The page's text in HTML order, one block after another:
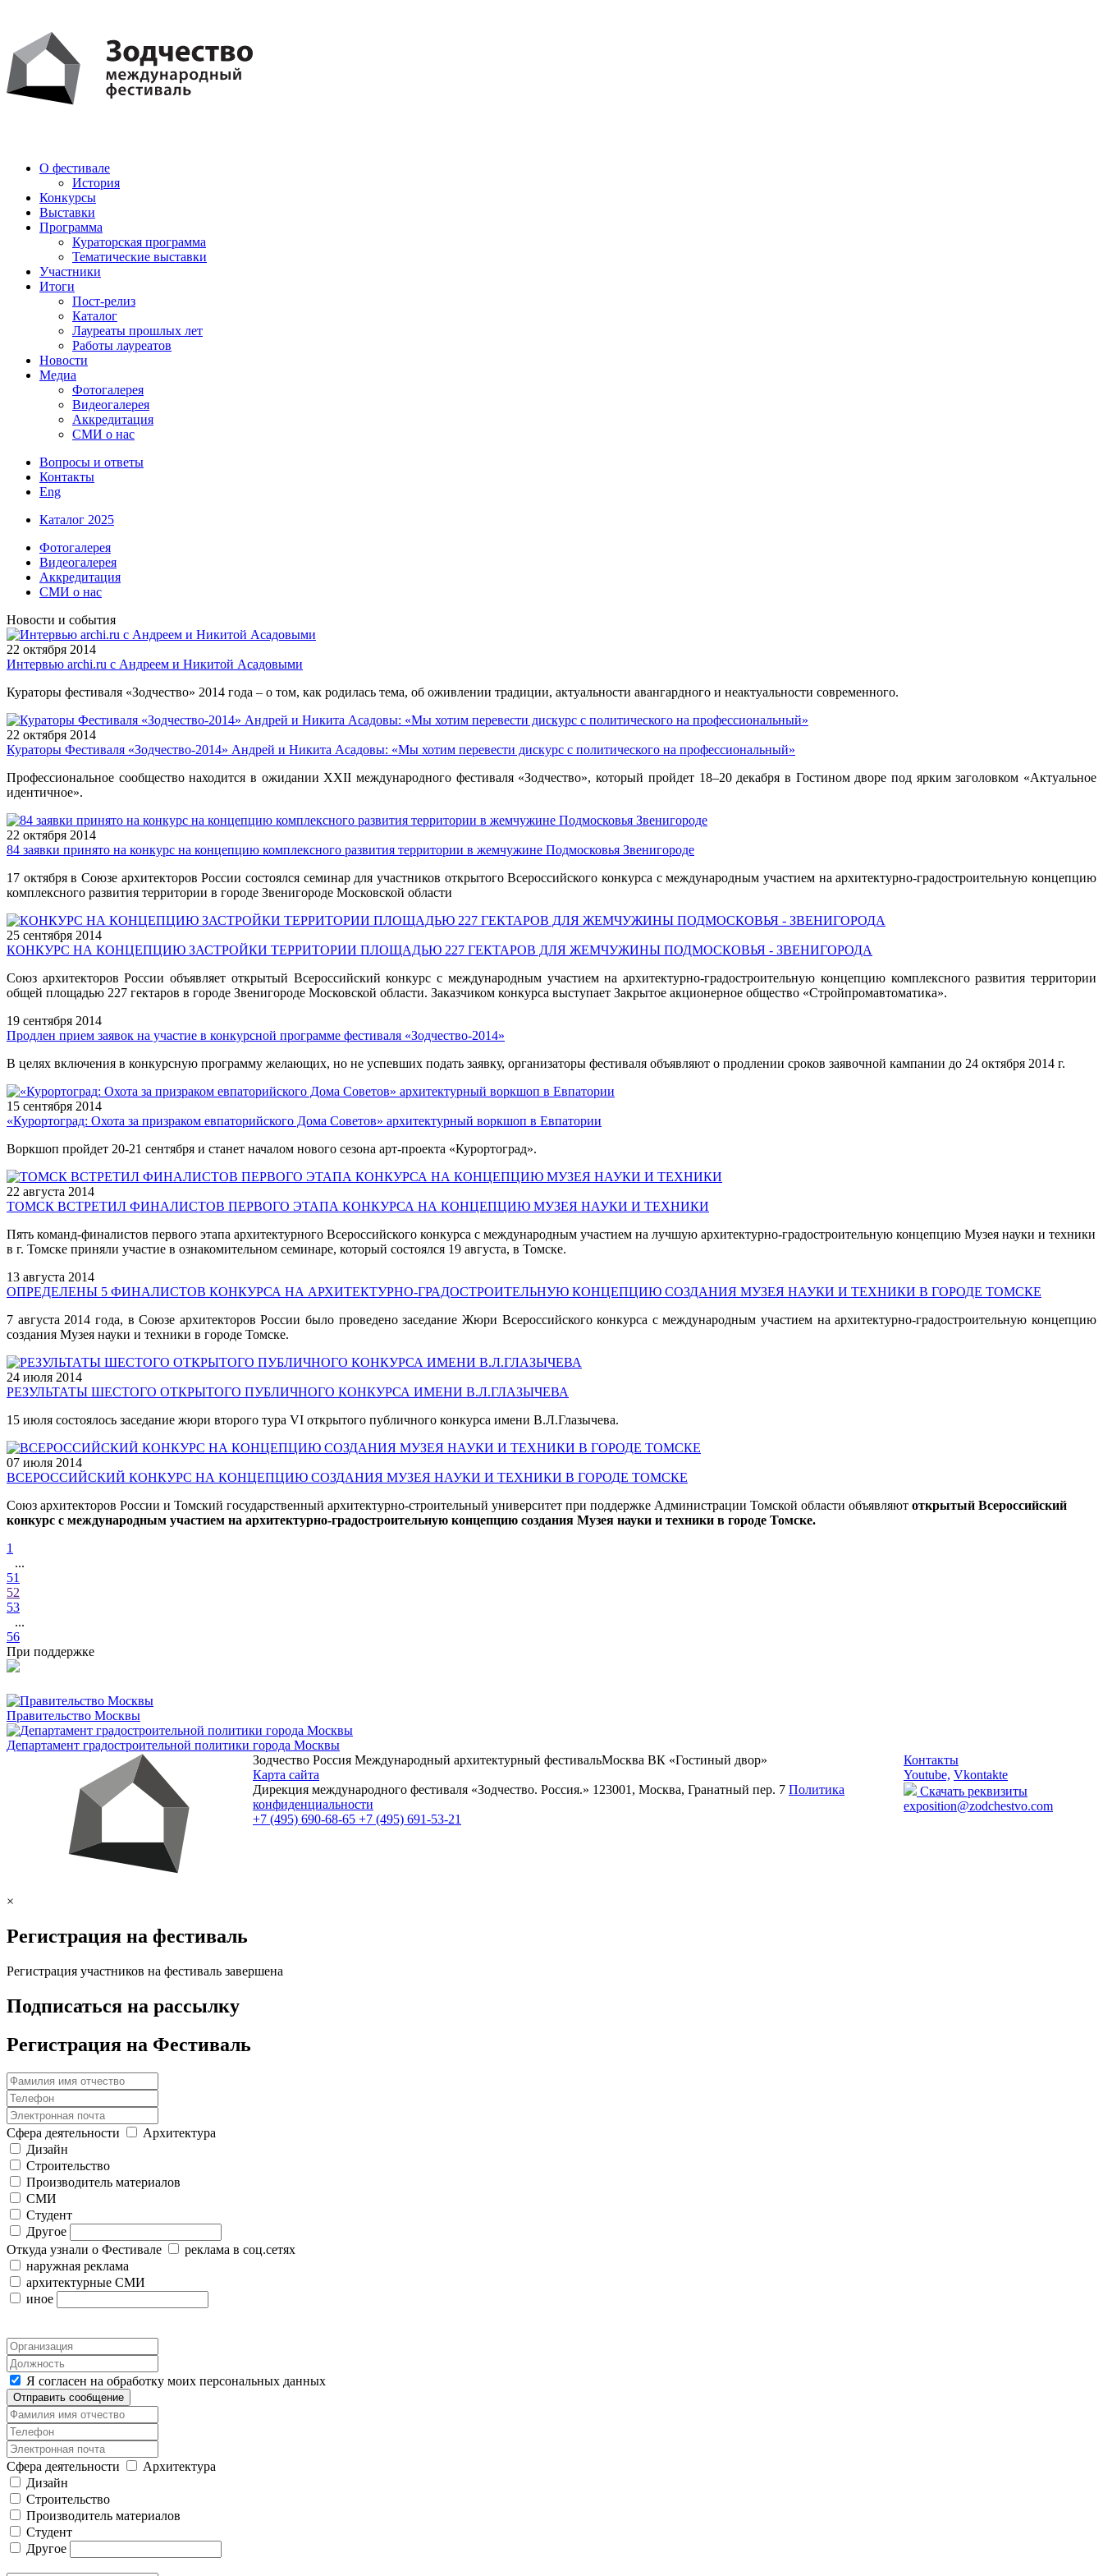
PDF
AI
О фестивале
История
Конкурсы
Выставки
Программа
Кураторская программа
Тематические выставки
Участники
Итоги
Пост-релиз
Каталог
Лауреаты прошлых лет
Работы лауреатов
Новости
Медиа
Фотогалерея
Видеогалерея
Аккредитация
СМИ о нас
Вопросы и ответы
Контакты
Eng
Каталог 2025
Фотогалерея
Видеогалерея
Аккредитация
СМИ о нас
Новости и события
22 октября 2014
Интервью archi.ru с Андреем и Никитой Асадовыми
Кураторы фестиваля «Зодчество» 2014 года – о том, как родилась тема, об оживлении традиции, актуальности авангардного и неактуальности современного.
22 октября 2014
Кураторы Фестиваля «Зодчество-2014» Андрей и Никита Асадовы: «Мы хотим перевести дискурс с политического на профессиональный»
Профессиональное сообщество находится в ожидании XXII международного фестиваля «Зодчество», который пройдет 18–20 декабря в Гостином дворе под ярким заголовком «Актуальное
идентичное».
22 октября 2014
84 заявки принято на конкурс на концепцию комплексного развития территории в жемчужине Подмосковья Звенигороде
17 октября в Союзе архитекторов России состоялся семинар для участников открытого Всероссийского конкурса с международным участием на архитектурно-градостроительную концепцию
комплексного развития территории в городе Звенигороде Московской области
25 сентября 2014
КОНКУРС НА КОНЦЕПЦИЮ ЗАСТРОЙКИ ТЕРРИТОРИИ ПЛОЩАДЬЮ 227 ГЕКТАРОВ ДЛЯ ЖЕМЧУЖИНЫ ПОДМОСКОВЬЯ - ЗВЕНИГОРОДА
Союз архитекторов России объявляет открытый Всероссийский конкурс с международным участием на архитектурно-градостроительную концепцию комплексного развития территории
общей площадью 227 гектаров в городе Звенигороде Московской области. Заказчиком конкурса выступает Закрытое акционерное общество «Стройпромавтоматика».
19 сентября 2014
Продлен прием заявок на участие в конкурсной программе фестиваля «Зодчество-2014»
В целях включения в конкурсную программу желающих, но не успевших подать заявку, организаторы фестиваля объявляют о продлении сроков заявочной кампании до 24 октября 2014 г.
15 сентября 2014
«Курортоград: Охота за призраком евпаторийского Дома Советов» архитектурный воркшоп в Евпатории
Воркшоп пройдет 20-21 сентября и станет началом нового сезона арт-проекта «Курортоград».
22 августа 2014
ТОМСК ВСТРЕТИЛ ФИНАЛИСТОВ ПЕРВОГО ЭТАПА КОНКУРСА НА КОНЦЕПЦИЮ МУЗЕЯ НАУКИ И ТЕХНИКИ
Пять команд-финалистов первого этапа архитектурного Всероссийского конкурса с международным участием на лучшую архитектурно-градостроительную концепцию Музея науки и техники
в г. Томске приняли участие в ознакомительном семинаре, который состоялся 19 августа, в Томске.
13 августа 2014
ОПРЕДЕЛЕНЫ 5 ФИНАЛИСТОВ КОНКУРСА НА АРХИТЕКТУРНО-ГРАДОСТРОИТЕЛЬНУЮ КОНЦЕПЦИЮ СОЗДАНИЯ МУЗЕЯ НАУКИ И ТЕХНИКИ В ГОРОДЕ ТОМСКЕ
7 августа 2014 года, в Союзе архитекторов России было проведено заседание Жюри Всероссийского конкурса с международным участием на архитектурно-градостроительную концепцию
создания Музея науки и техники в городе Томске.
24 июля 2014
РЕЗУЛЬТАТЫ ШЕСТОГО ОТКРЫТОГО ПУБЛИЧНОГО КОНКУРСА ИМЕНИ В.Л.ГЛАЗЫЧЕВА
15 июля состоялось заседание жюри второго тура VI открытого публичного конкурса имени В.Л.Глазычева.
07 июля 2014
ВСЕРОССИЙСКИЙ КОНКУРС НА КОНЦЕПЦИЮ СОЗДАНИЯ МУЗЕЯ НАУКИ И ТЕХНИКИ В ГОРОДЕ ТОМСКЕ
Союз архитекторов России и Томский государственный архитектурно-строительный университет при поддержке Администрации Томской области объявляют открытый Всероссийский
конкурс с международным участием на архитектурно-градостроительную концепцию создания Музея науки и техники в городе Томске.
1
...
51
52
53
...
56
При поддержке
Правительство Москвы
Департамент градостроительной политики города Москвы
Зодчество Россия Международный архитектурный фестиваль
Карта сайта
Москва ВК «Гостиный двор»
Дирекция международного фестиваля «Зодчество. Россия.» 123001, Москва, Гранатный пер. 7 Политика
конфиденциальности
+7 (495) 690-68-65 +7 (495) 691-53-21
Контакты
Youtube, Vkontakte
Скачать реквизиты
exposition@zodchestvo.com
×
Регистрация на фестиваль
Регистрация участников на фестиваль завершена
Подписаться на рассылку
Регистрация на Фестиваль
Сфера деятельности
Архитектура
Дизайн
Строительство
Производитель материалов
СМИ
Студент
Другое
Откуда узнали о Фестивале
реклама в соц.сетях
наружная реклама
архитектурные СМИ
иное
Я согласен на обработку моих персональных данных
Отправить сообщение
Сфера деятельности
Архитектура
Дизайн
Строительство
Производитель материалов
Студент
Другое